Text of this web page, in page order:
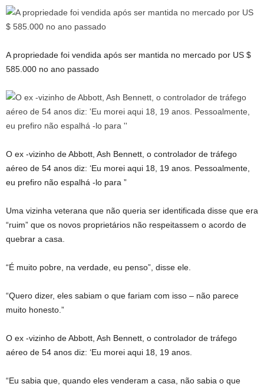
A propriedade foi vendida após ser mantida no mercado por US $
585.000 no ano passado
O ex -vizinho de Abbott, Ash Bennett, o controlador de tráfego
aéreo de 54 anos diz: ‘Eu morei aqui 18, 19 anos. Pessoalmente,
eu prefiro não espalhá -lo para ”
Uma vizinha veterana que não queria ser identificada disse que era
“ruim” que os novos proprietários não respeitassem o acordo de
quebrar a casa.
“É muito pobre, na verdade, eu penso”, disse ele.
“Quero dizer, eles sabiam o que fariam com isso – não parece
muito honesto.”
O ex -vizinho de Abbott, Ash Bennett, o controlador de tráfego
aéreo de 54 anos diz: ‘Eu morei aqui 18, 19 anos.
“Eu sabia que, quando eles venderam a casa, não sabia o que